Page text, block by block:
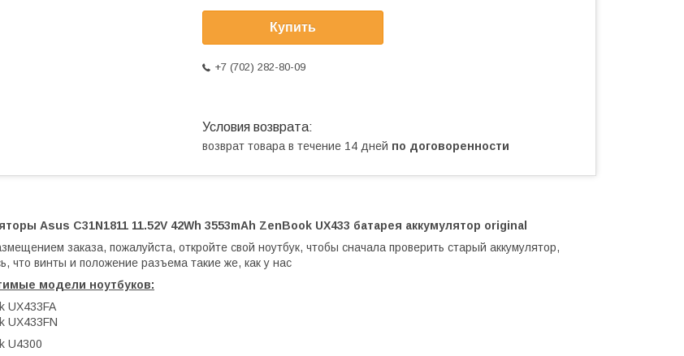
Купить
+7 (702) 282-80-09
возврат товара в течение 14 дней по договоренности
Asus C31N1811 11.52V 42Wh 3553mAh ZenBook UX433 батарея аккумулятор original
заказа, пожалуйста, откройте свой ноутбук, чтобы сначала проверить старый аккумулятор,
что винты и положение разъема такие же, как у нас
модели ноутбуков:
UX433FA
UX433FN
U4300